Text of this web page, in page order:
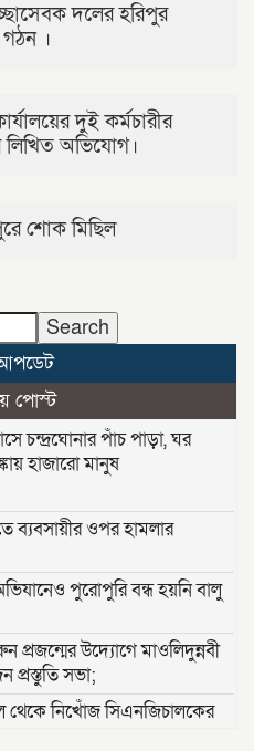
দলের হরিপুর
।
দুই কর্মচারীর
লিখিত অভিযোগ।
শোক মিছিল
Search
পোস্ট
চন্দ্রঘোনার পাঁচ পাড়া, ঘর
হাজারো মানুষ
ব্যবসায়ীর ওপর হামলার
পুরোপুরি বন্ধ হয়নি বালু
প্রজন্মের উদ্যোগে মাওলিদুন্নবী
প্রস্তুতি সভা;
থেকে নিখোঁজ সিএনজিচালকের